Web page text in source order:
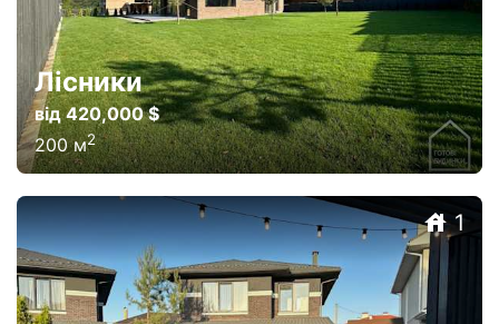
Лісники
від 420,000 $
200м2
1